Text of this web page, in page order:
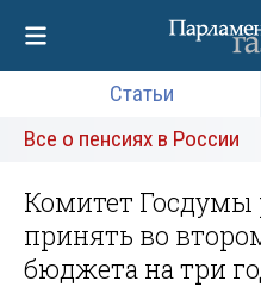
Статьи
Все о пенсиях в России
Комитет Госдумы
принять во
бюджета на три